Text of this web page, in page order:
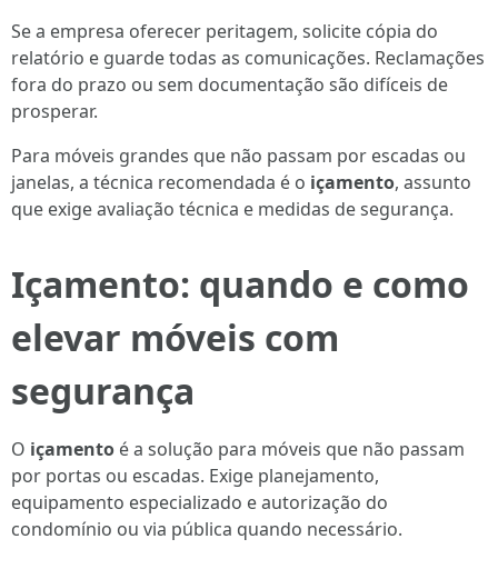
Se a empresa oferecer peritagem, solicite cópia do
relatório e guarde todas as comunicações. Reclamações
fora do prazo ou sem documentação são difíceis de
prosperar.
Para móveis grandes que não passam por escadas ou
janelas, a técnica recomendada é o içamento, assunto
que exige avaliação técnica e medidas de segurança.
Içamento: quando e como
elevar móveis com
segurança
O içamento é a solução para móveis que não passam
por portas ou escadas. Exige planejamento,
equipamento especializado e autorização do
condomínio ou via pública quando necessário.